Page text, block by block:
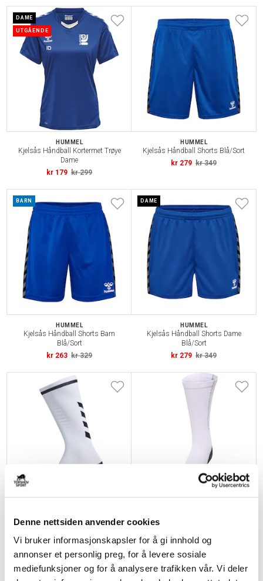
Denne nettsiden anvender cookies
Vi bruker informasjonskapsler for å gi innhold og
annonser et personlig preg, for å levere sosiale
mediefunksjoner og for å analysere trafikken vår. Vi deler
DAME
UTGÅENDE
HUMMEL
Kjelsås Håndball Kortermet Trøye
Dame
kr 179 kr 299
HUMMEL
Kjelsås Håndball Shorts Blå/Sort
kr 279 kr 349
BARN
HUMMEL
Kjelsås Håndball Shorts Barn
Blå/Sort
kr 263 kr 329
DAME
HUMMEL
Kjelsås Håndball Shorts Dame
Blå/Sort
kr 279 kr 349
Kjelsås Håndball Sokker High
Klubb Pro Treningssokker Høye
kr 159 kr 199